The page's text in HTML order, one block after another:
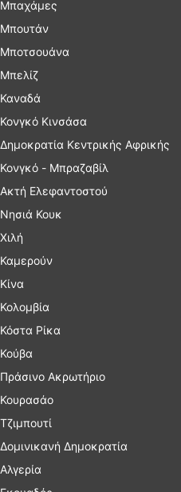
Μπαχάμες
Μπουτάν
Μποτσουάνα
Μπελίζ
Καναδά
Κονγκό Κινσάσα
Δημοκρατία Κεντρικής Αφρικής
Κονγκό - Μπραζαβίλ
Ακτή Ελεφαντοστού
Νησιά Κουκ
Χιλή
Καμερούν
Κίνα
Κολομβία
Κόστα Ρίκα
Κούβα
Πράσινο Ακρωτήριο
Κουρασάο
Τζιμπουτί
Δομινικανή Δημοκρατία
Αλγερία